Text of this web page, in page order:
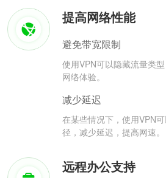
提高网络性能
避免带宽限制
使用VPN可以隐藏流量类
网络体验。
减少延迟
在某些情况下，使用VPN
径，减少延迟，提高网速。
远程办公支持